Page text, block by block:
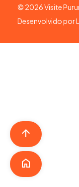
© 2026Visite
Desenvolvido por